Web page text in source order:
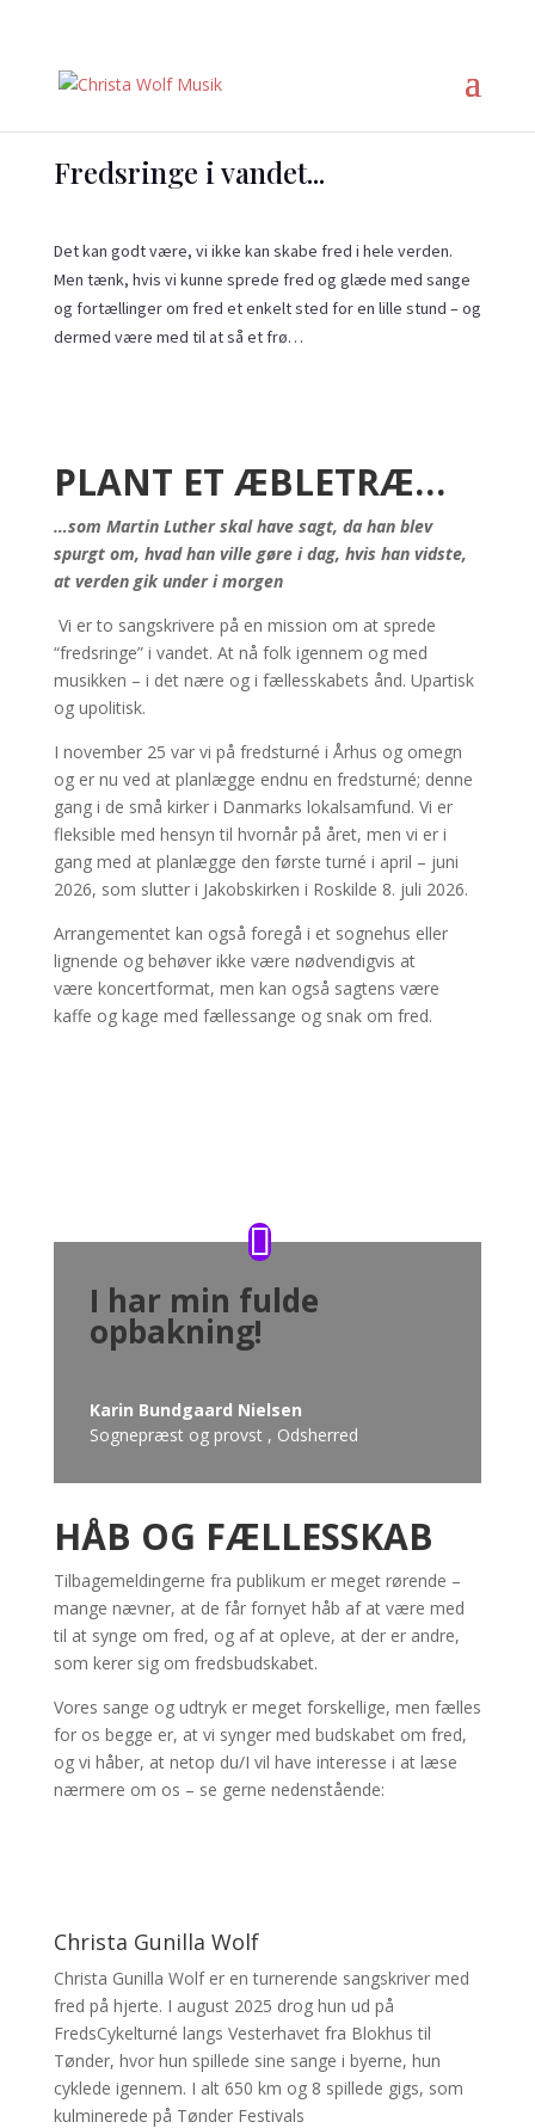
Fredsringe i vandet...
Det kan godt være, vi ikke kan skabe fred i hele verden.
Men tænk, hvis vi kunne sprede fred og glæde med sange
og fortællinger om fred et enkelt sted for en lille stund – og
dermed være med til at så et frø…
PLANT ET ÆBLETRÆ…
…som Martin Luther skal have sagt, da han blev
spurgt om, hvad han ville gøre i dag, hvis han vidste,
at verden gik under i morgen
Vi er to sangskrivere på en mission om at sprede
“fredsringe” i vandet. At nå folk igennem og med
musikken – i det nære og i fællesskabets ånd. Upartisk
og upolitisk.
I november 25 var vi på fredsturné i Århus og omegn
og er nu ved at planlægge endnu en fredsturné; denne
gang i de små kirker i Danmarks lokalsamfund. Vi er
fleksible med hensyn til hvornår på året, men vi er i
gang med at planlægge den første turné i april – juni
2026, som slutter i Jakobskirken i Roskilde 8. juli 2026.
Arrangementet kan også foregå i et sognehus eller
lignende og behøver ikke være nødvendigvis at
være koncertformat, men kan også sagtens være
kaffe og kage med fællessange og snak om fred.
I har min fulde
opbakning!
Karin Bundgaard Nielsen
Sognepræst og provst , Odsherred
HÅB OG FÆLLESSKAB
Tilbagemeldingerne fra publikum er meget rørende –
mange nævner, at de får fornyet håb af at være med
til at synge om fred, og af at opleve, at der er andre,
som kerer sig om fredsbudskabet.
Vores sange og udtryk er meget forskellige, men fælles
for os begge er, at vi synger med budskabet om fred,
og vi håber, at netop du/I vil have interesse i at læse
nærmere om os – se gerne nedenstående:
Christa Gunilla Wolf
Christa Gunilla Wolf er en turnerende sangskriver med
fred på hjerte. I august 2025 drog hun ud på
FredsCykelturné langs Vesterhavet fra Blokhus til
Tønder, hvor hun spillede sine sange i byerne, hun
cyklede igennem. I alt 650 km og 8 spillede gigs, som
kulminerede på Tønder Festivals